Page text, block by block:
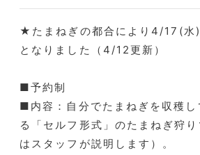
★たまねぎの都合により4/17(水)
となりました（4/12更新）
■予約制
■内容：自分でたまねぎを収穫し
る「セルフ形式」のたまねぎ狩
はスタッフが説明します）。